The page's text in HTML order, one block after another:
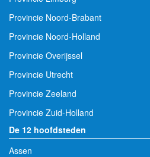
Provincie Noord-Brabant
Provincie Noord-Holland
Provincie Overijssel
Provincie Utrecht
Provincie Zeeland
Provincie Zuid-Holland
De 12 hoofdsteden
Assen